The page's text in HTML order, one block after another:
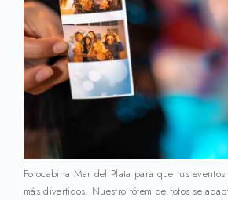
Fotocabina Mar del Plata para que tus
más divertidos. Nuestro tótem de fotos se